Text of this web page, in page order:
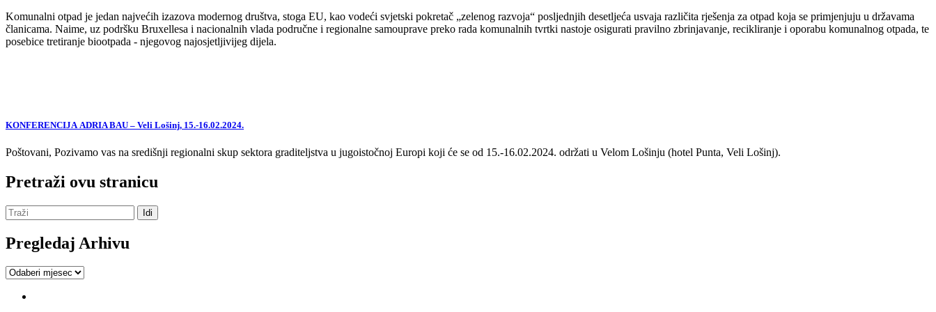
Komunalni otpad je jedan najvećih izazova modernog društva, stoga EU, kao vodeći svjetski pokretač „zelenog razvoja“ posljednjih desetljeća usvaja različita rješenja za otpad koja se primjenjuju u državama
članicama. Naime, uz podršku Bruxellesa i nacionalnih vlada područne i regionalne samouprave preko rada komunalnih tvrtki nastoje osigurati pravilno zbrinjavanje, recikliranje i oporabu komunalnog otpada, te
posebice tretiranje biootpada - njegovog najosjetljivijeg dijela.
KONFERENCIJA ADRIA BAU – Veli Lošinj, 15.-16.02.2024.
Poštovani, Pozivamo vas na središnji regionalni skup sektora graditeljstva u jugoistočnoj Europi koji će se od 15.-16.02.2024. održati u Velom Lošinju (hotel Punta, Veli Lošinj).
Pretraži ovu stranicu
Pregledaj Arhivu
Pregledaj